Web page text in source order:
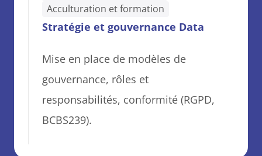
Acculturation et formation
Stratégie et gouvernance Data
Mise en place de modèles de
gouvernance, rôles et
responsabilités, conformité (RGPD,
BCBS239).